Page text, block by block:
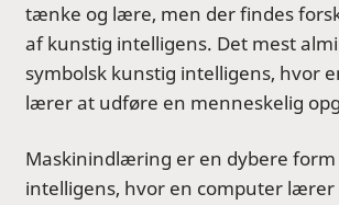
tænke og lære, men der findes
af kunstig intelligens. Det mest
symbolsk kunstig intelligens, hvor
lærer at udføre en menneskelig
Maskinindlæring er en dybere
intelligens, hvor en computer lærer